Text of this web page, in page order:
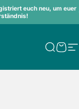
euch neu, um euer
Suche